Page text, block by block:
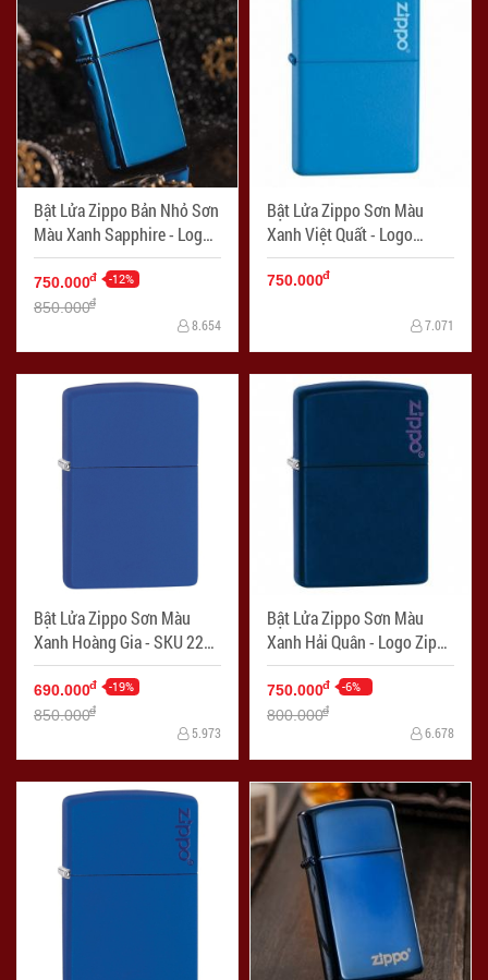
Bật Lửa Zippo Bản Nhỏ Sơn
Màu Xanh Sapphire - Logo
Zippo SKU 20494 – Zippo
Slim Sapphire - Mã SP:
ZPC1332
750.000đ -12%
850.000đ
8.654
Bật Lửa Zippo Sơn Màu
Xanh Việt Quất - Logo
Zippo SKU 21124ZL –
Zippo Blueberry Matte with
750.000đ
7.071
Bật Lửa Zippo Sơn Màu
Xanh Hoàng Gia - SKU 229
– Zippo Royal Blue Matte -
Mã SP: ZPC1283
690.000đ -19%
850.000đ
5.973
Bật Lửa Zippo Sơn Màu
Xanh Hải Quân - Logo Zippo
SKU 239ZL – Zippo Navy
Matte With Logo - Mã SP:
ZPC1243
750.000đ -6%
800.000đ
6.678